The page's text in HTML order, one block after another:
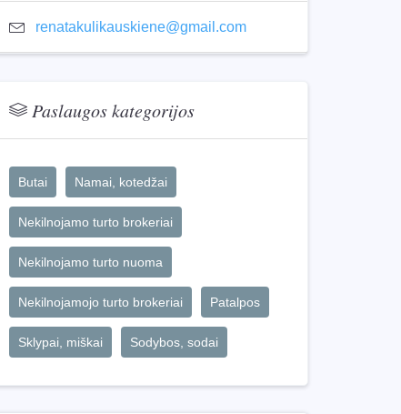
renatakulikauskiene@gmail.com
Paslaugos kategorijos
Butai Namai, kotedžai
Nekilnojamo turto brokeriai
Nekilnojamo turto nuoma
Nekilnojamojo turto brokeriai Patalpos
Sklypai, miškai Sodybos, sodai